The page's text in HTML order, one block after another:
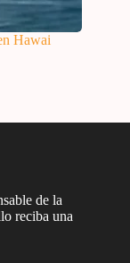
Hawai
de la
reciba una